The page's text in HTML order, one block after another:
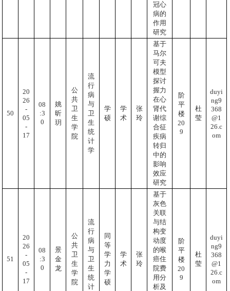
冠心
病的
作用
研究
50
20
26
-
05
-
17
08
:3
0
姚
昕
玥
公
共
卫
生
学
院
流
行
病
与
卫
生
统
计
学
学
硕
学
术
张
玲
基于
马尔
可夫
模型
探讨
握力
在心
肾代
谢综
合征
疾病
转归
中的
影响
效应
研究
阶
平
楼
20
9
杜
莹
duyi
ng9
368
@1
26.c
om
51
20
26
-
05
-
17
08
:3
0
景
金
龙
公
共
卫
生
学
院
流
行
病
与
卫
生
统
计
同
等
学
力
学
硕
学
术
张
玲
基于
灰色
关联
与结
构变
动度
的喉
癌住
院费
用分
析及
阶
平
楼
20
9
杜
莹
duyi
ng9
368
@1
26.c
om